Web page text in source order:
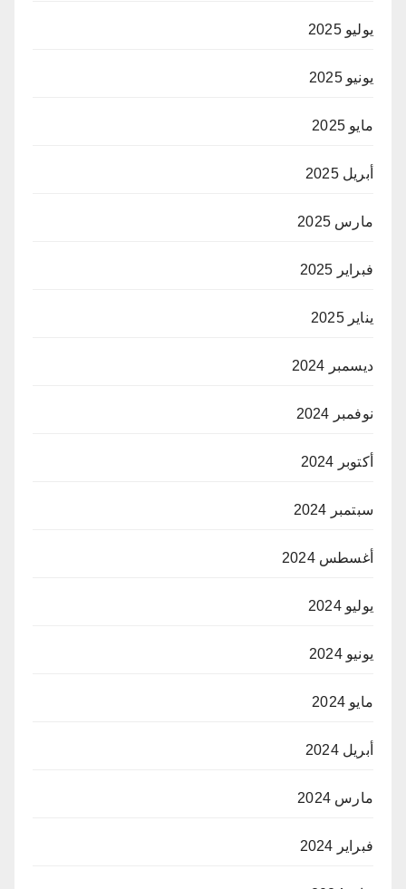
يوليو 2025
يونيو 2025
مايو 2025
أبريل 2025
مارس 2025
فبراير 2025
يناير 2025
ديسمبر 2024
نوفمبر 2024
أكتوبر 2024
سبتمبر 2024
أغسطس 2024
يوليو 2024
يونيو 2024
مايو 2024
أبريل 2024
مارس 2024
فبراير 2024